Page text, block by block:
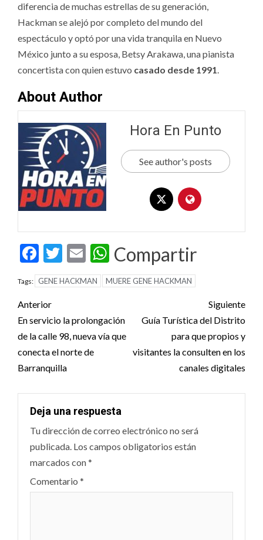
diferencia de muchas estrellas de su generación,
Hackman se alejó por completo del mundo del
espectáculo y optó por una vida tranquila en Nuevo
México junto a su esposa, Betsy Arakawa, una pianista
concertista con quien estuvo casado desde 1991.
About Author
Hora En Punto
See author's posts
Facebook
Twitter
EmailWhatsApp
Compartir
Tags: GENE HACKMAN MUERE GENE HACKMAN
Post
navigation
Anterior
En servicio la prolongación
de la calle 98, nueva vía que
conecta el norte de
Barranquilla
Siguiente
Guía Turística del Distrito
para que propios y
visitantes la consulten en los
canales digitales
Deja una respuesta
Tu dirección de correo electrónico no será
publicada. Los campos obligatorios están
marcados con*
Comentario *